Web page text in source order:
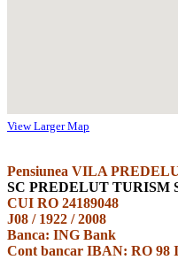
View Larger Map
Pensiunea VILA
SC PREDELUT TURISM
CUI RO 24189048
J08 / 1922 / 2008
Banca: ING Bank
Cont bancar IBAN: RO 98